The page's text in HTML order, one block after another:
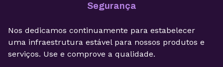
Segurança
Nos dedicamos continuamente para estabelecer
uma infraestrutura estável para nossos produtos e
serviços. Use e comprove a qualidade.